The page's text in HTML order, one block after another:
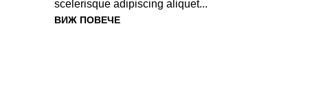
scelerisque adipiscing aliquet...
ВИЖ ПОВЕЧЕ